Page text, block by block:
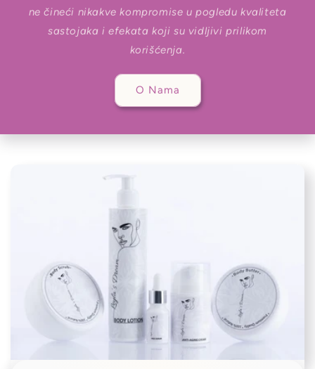
ne čineći nikakve kompromise u pogledu kvaliteta
sastojaka i efekata koji su vidljivi prilikom
korišćenja.
O Nama